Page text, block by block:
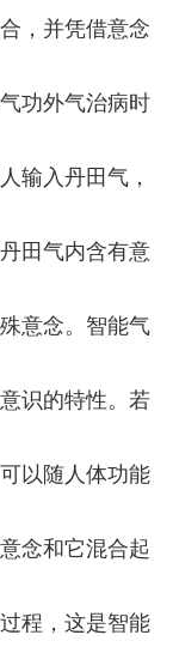
，并凭借意念
功外气治病时
输入丹田气，
田气内含有意
意念。智能气
识的特性。若
以随人体功能
念和它混合起
程，这是智能